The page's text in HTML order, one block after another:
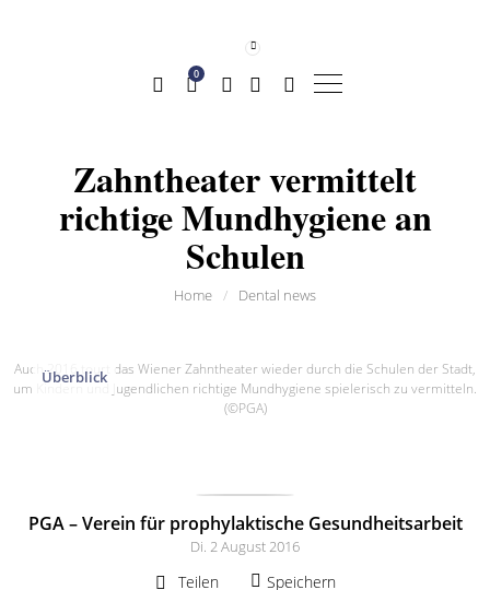
0
Zahntheater vermittelt
richtige Mundhygiene an
Schulen
Home / Dental news
Überblick
Auch 2016 tourt das Wiener Zahntheater wieder durch die Schulen der Stadt,
um Kindern und Jugendlichen richtige Mundhygiene spielerisch zu vermitteln.
(©PGA)
PGA – Verein für prophylaktische Gesundheitsarbeit
Di. 2 August 2016
Teilen Speichern